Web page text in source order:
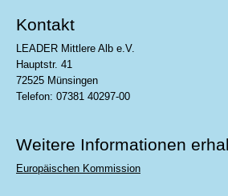
Kontakt
LEADER Mittlere Alb e.V.
Hauptstr. 41
72525 Münsingen
Telefon: 07381 40297-00
Weitere Informationen
Europäischen Kommission